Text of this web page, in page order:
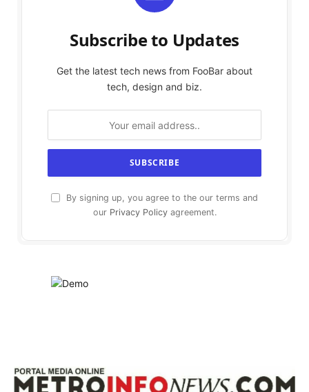
Subscribe to Updates
Get the latest tech news from FooBar about
tech, design and biz.
By signing up, you agree to the our terms and
our Privacy Policyagreement.